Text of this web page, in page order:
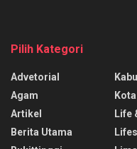
Pilih Kategori
Advetorial
Agam
Artikel
Berita Utama
Life